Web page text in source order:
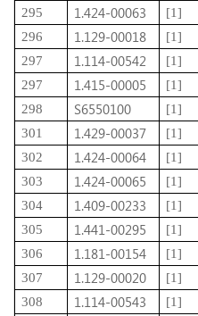
295
1.424-00063 [1]
296
1.129-00018 [1]
297
1.114-00542 [1]
297
1.415-00005 [1]
298
S6550100 [1]
301
1.429-00037 [1]
302
1.424-00064 [1]
303
1.424-00065 [1]
304
1.409-00233 [1]
305
1.441-00295 [1]
306
1.181-00154 [1]
307
1.129-00020 [1]
308
1.114-00543 [1]